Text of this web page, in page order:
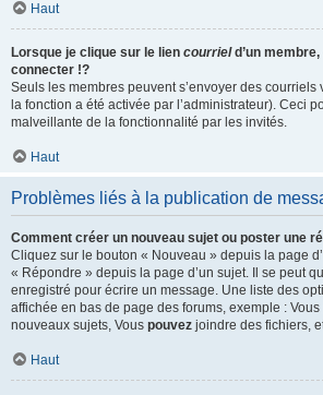
Haut
Lorsque je clique sur le lien courrield’un
connecter !?
Seuls les membres peuvent s’envoyer des
la fonction a été activée par l’administrateur). Ceci
malveillante de la fonctionnalité par les invités.
Haut
Problèmes liés à la publication de
Comment créer un nouveau sujet ou poster une
Cliquez sur le bouton « Nouveau » depuis la page
« Répondre » depuis la page d’un sujet. Il se peut
enregistré pour écrire un message. Une liste des
affichée en bas de page des forums, exemple : Vous
nouveaux sujets, Vous pouvez joindre des fichiers,
Haut